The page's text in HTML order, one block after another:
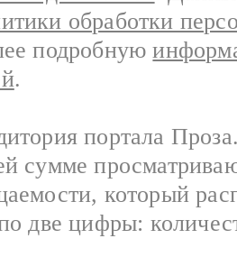
обработки
подробную
.
портала
сумме
который
две цифры: